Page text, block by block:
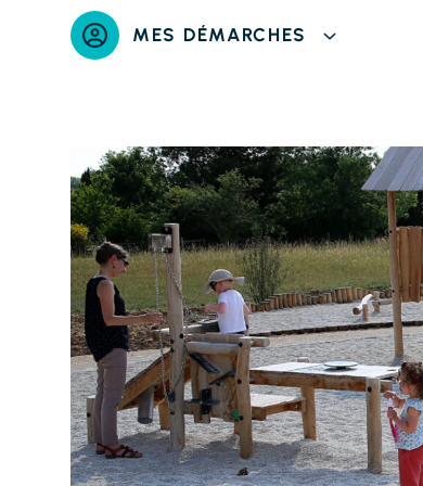
Panneau de gestion des cookies
MES DÉMARCHES